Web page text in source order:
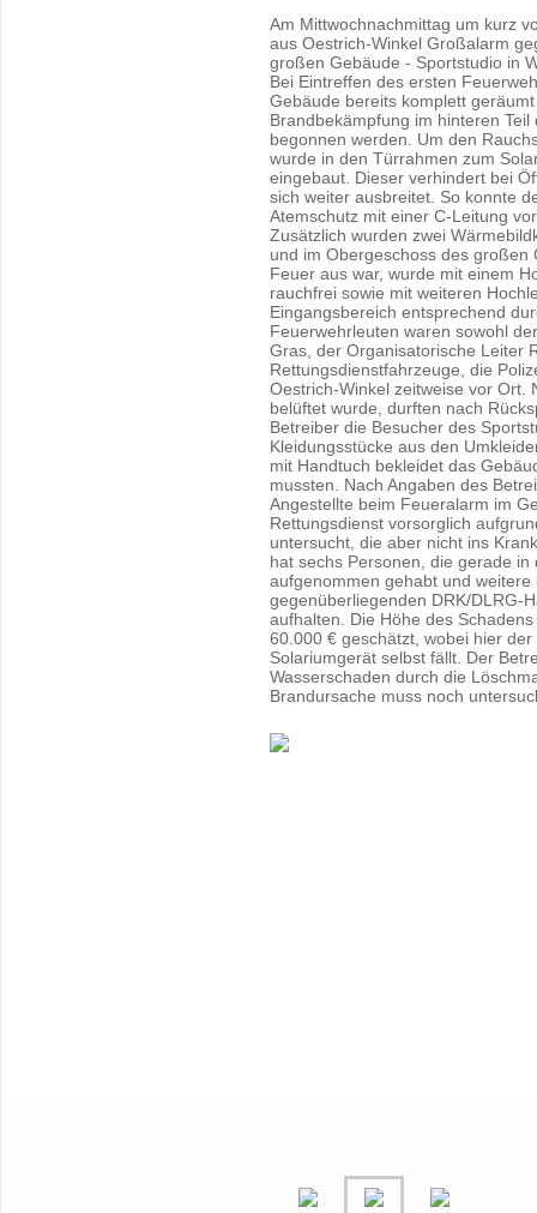
Am Mittwochnachmittag um kurz
aus Oestrich-Winkel Großalarm
großen Gebäude - Sportstudio in
Bei Eintreffen des ersten
Gebäude bereits komplett
Brandbekämpfung im hinteren
begonnen werden. Um den
wurde in den Türrahmen zum
eingebaut. Dieser verhindert bei
sich weiter ausbreitet. So konnte
Atemschutz mit einer C-Leitung
Zusätzlich wurden zwei
und im Obergeschoss des
Feuer aus war, wurde mit einem
rauchfrei sowie mit weiteren
Eingangsbereich entsprechend
Feuerwehrleuten waren sowohl
Gras, der Organisatorische Leiter
Rettungsdienstfahrzeuge, die
Oestrich-Winkel zeitweise vor Ort.
belüftet wurde, durften nach
Betreiber die Besucher des
Kleidungsstücke aus den
mit Handtuch bekleidet das
mussten. Nach Angaben des
Angestellte beim Feueralarm im
Rettungsdienst vorsorglich
untersucht, die aber nicht ins
hat sechs Personen, die gerade
aufgenommen gehabt und
gegenüberliegenden DRK/DLRG-
aufhalten. Die Höhe des
60.000 € geschätzt, wobei hier
Solariumgerät selbst fällt. Der
Wasserschaden durch die
Brandursache muss noch